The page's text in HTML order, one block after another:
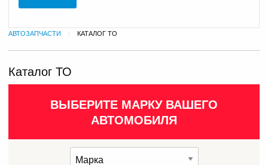
АВТОЗАПЧАСТИ ТЕКУЩАЯ:
КАТАЛОГ ТО
Каталог ТО
ВЫБЕРИТЕ МАРКУ ВАШЕГО
АВТОМОБИЛЯ